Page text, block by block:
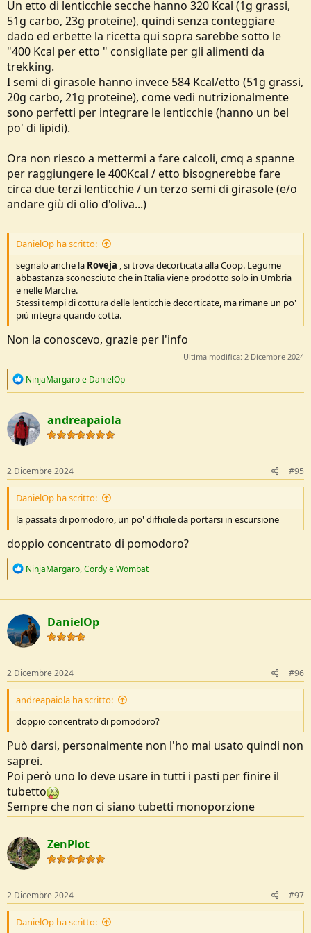
Per chi vuole una zuppa più asciutta, può mettere solo 250ml di
acqua e mezzo dado.
Un etto di lenticchie secche hanno 320 Kcal (1g grassi,
51g carbo, 23g proteine), quindi senza conteggiare
dado ed erbette la ricetta qui sopra sarebbe sotto le
"400 Kcal per etto " consigliate per gli alimenti da
trekking.
I semi di girasole hanno invece 584 Kcal/etto (51g grassi,
20g carbo, 21g proteine), come vedi nutrizionalmente
sono perfetti per integrare le lenticchie (hanno un bel
po' di lipidi).
Ora non riesco a mettermi a fare calcoli, cmq a spanne
per raggiungere le 400Kcal / etto bisognerebbe fare
circa due terzi lenticchie / un terzo semi di girasole (e/o
andare giù di olio d'oliva...)
DanielOp ha scritto:
segnalo anche la Roveja , si trova decorticata alla Coop. Legume
abbastanza sconosciuto che in Italia viene prodotto solo in Umbria
e nelle Marche.
Stessi tempi di cottura delle lenticchie decorticate, ma rimane un po'
più integra quando cotta.
Non la conoscevo, grazie per l'info
Ultima modifica: 2 Dicembre 2024
R
c
t
i
o
s
:
NinjaMargaroe DanielOp
andreapaiola
2 Dicembre 2024 #95
DanielOp ha scritto:
la passata di pomodoro, un po' difficile da portarsi in escursione
doppio concentrato di pomodoro?
R
c
t
o
n
NinjaMargaro,CordyeWombat
DanielOp
2 Dicembre 2024 #96
andreapaiola ha scritto:
doppio concentrato di pomodoro?
Può darsi, personalmente non l'ho mai usato quindi non
saprei.
Poi però uno lo deve usare in tutti i pasti per finire il
tubetto
Sempre che non ci siano tubetti monoporzione
ZenPlot
2 Dicembre 2024 #97
DanielOp ha scritto: